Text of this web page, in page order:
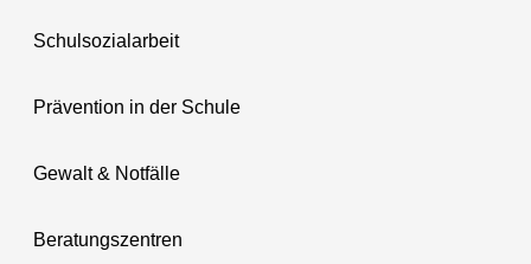
Schulsozialarbeit
Prävention in der Schule
Gewalt & Notfälle
Beratungszentren